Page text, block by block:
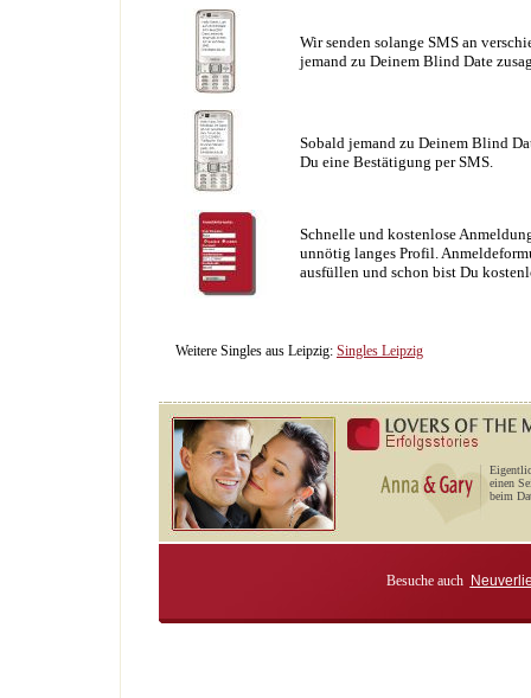
Wir senden solange SMS an
jemand zu Deinem Blind Date
Sobald jemand zu Deinem Blind
Du eine Bestätigung per SMS.
Schnelle und kostenlose
unnötig langes Profil.
ausfüllen und schon bist Du
Weitere Singles aus Leipzig: Singles Leipzig
einen
beim
Besuche auch